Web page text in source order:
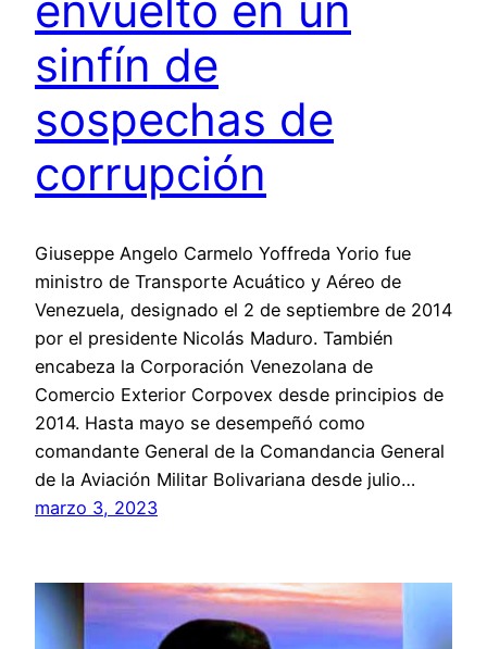
sinfín de
sospechas de
corrupción
Giuseppe Angelo Carmelo Yoffreda Yorio fue
ministro de Transporte Acuático y Aéreo de
Venezuela, designado el 2 de septiembre de 2014
por el presidente Nicolás Maduro. También
encabeza la Corporación Venezolana de
Comercio Exterior Corpovex desde principios de
2014. Hasta mayo se desempeñó como
comandante General de la Comandancia General
de la Aviación Militar Bolivariana desde julio…
marzo 3, 2023